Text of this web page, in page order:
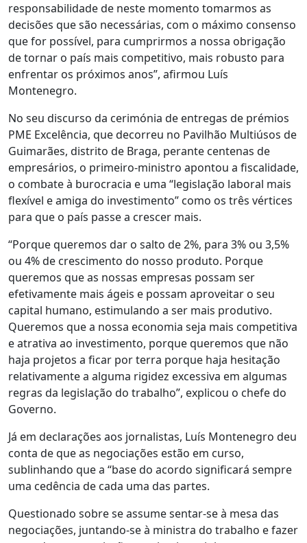
responsabilidade de neste momento tomarmos as
decisões que são necessárias, com o máximo consenso
que for possível, para cumprirmos a nossa obrigação
de tornar o país mais competitivo, mais robusto para
enfrentar os próximos anos”, afirmou Luís
Montenegro.
No seu discurso da cerimónia de entregas de prémios
PME Excelência, que decorreu no Pavilhão Multiúsos de
Guimarães, distrito de Braga, perante centenas de
empresários, o primeiro-ministro apontou a fiscalidade,
o combate à burocracia e uma “legislação laboral mais
flexível e amiga do investimento” como os três vértices
para que o país passe a crescer mais.
“Porque queremos dar o salto de 2%, para 3% ou 3,5%
ou 4% de crescimento do nosso produto. Porque
queremos que as nossas empresas possam ser
efetivamente mais ágeis e possam aproveitar o seu
capital humano, estimulando a ser mais produtivo.
Queremos que a nossa economia seja mais competitiva
e atrativa ao investimento, porque queremos que não
haja projetos a ficar por terra porque haja hesitação
relativamente a alguma rigidez excessiva em algumas
regras da legislação do trabalho”, explicou o chefe do
Governo.
Já em declarações aos jornalistas, Luís Montenegro deu
conta de que as negociações estão em curso,
sublinhando que a “base do acordo significará sempre
uma cedência de cada uma das partes.
Questionado sobre se assume sentar-se à mesa das
negociações, juntando-se à ministra do trabalho e fazer